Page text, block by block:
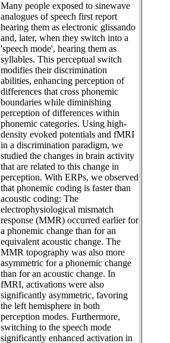
Many people exposed to sinewave
analogues of speech first report
hearing them as electronic glissando
and, later, when they switch into a
'speech mode', hearing them as
syllables. This perceptual switch
modifies their discrimination
abilities, enhancing perception of
differences that cross phonemic
boundaries while diminishing
perception of differences within
phonemic categories. Using high-
density evoked potentials and fMRI
in a discrimination paradigm, we
studied the changes in brain activity
that are related to this change in
perception. With ERPs, we observed
that phonemic coding is faster than
acoustic coding: The
electrophysiological mismatch
response (MMR) occurred earlier for
a phonemic change than for an
equivalent acoustic change. The
MMR topography was also more
asymmetric for a phonemic change
than for an acoustic change. In
fMRI, activations were also
significantly asymmetric, favoring
the left hemisphere in both
perception modes. Furthermore,
switching to the speech mode
significantly enhanced activation in